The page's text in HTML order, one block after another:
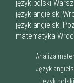
język polski
język angielski
język angielski
matematyka
Analiza
Język